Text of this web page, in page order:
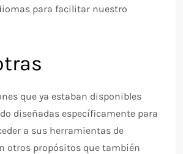
para facilitar nuestro
que ya estaban disponibles
diseñadas específicamente para
a sus herramientas de
otros propósitos que también